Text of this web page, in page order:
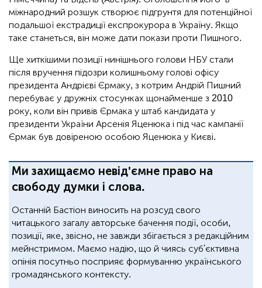
міжнародний розшук створює підгрунтя для потенційної
подальшої екстрадиції експрокурора в Україну. Якщо
таке станеться, він може дати покази проти Пишного.
Ще хиткішими позиції нинішнього голови НБУ стали
після вручення підозри колишньому голові офісу
президента Андрієві Єрмаку, з котрим Андрій Пишний
перебуває у дружніх стосунках щонайменше з 2010
року, коли він привів Єрмака у штаб кандидата у
президенти України Арсенія Яценюка і під час кампанії
Єрмак був довіреною особою Яценюка у Києві.
Ми захищаємо невід'ємне право на
свободу думки і слова.
Останній Бастіон виносить на розсуд свого
читацького загалу авторське бачення події, особи,
позиції, яке, звісно, не завжди збігається з редакційним
мейнстримом. Маємо надію, що й чиясь суб'єктивна
опінія посутньо посприяє формуванню українського
громадянського контексту.